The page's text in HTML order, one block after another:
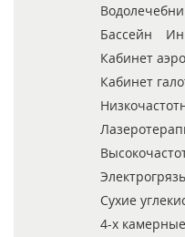
Бассейн
Кабинет
Кабинет
Электрогрязь
Сухие
4-х